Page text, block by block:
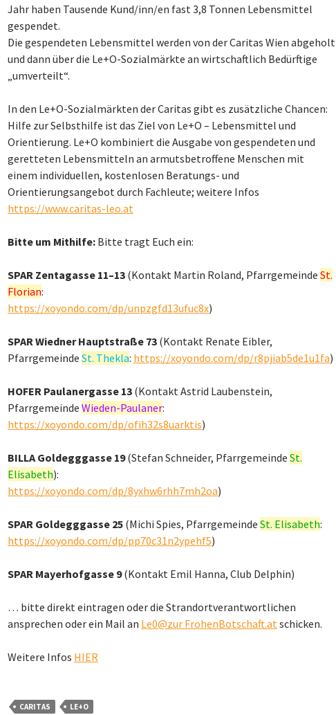
Jahr haben Tausende Kund/inn/en fast 3,8 Tonnen Lebensmittel
gespendet.
Die gespendeten Lebensmittel werden von der Caritas Wien abgeholt
und dann über die Le+O-Sozialmärkte an wirtschaftlich Bedürftige
„umverteilt“.
In den Le+O-Sozialmärkten der Caritas gibt es zusätzliche Chancen:
Hilfe zur Selbsthilfe ist das Ziel von Le+O – Lebensmittel und
Orientierung. Le+O kombiniert die Ausgabe von gespendeten und
geretteten Lebensmitteln an armutsbetroffene Menschen mit
einem individuellen, kostenlosen Beratungs- und
Orientierungsangebot durch Fachleute; weitere Infos
https://www.caritas-leo.at
Bitte um Mithilfe: Bitte tragt Euch ein:
SPAR Zentagasse 11–13 (Kontakt Martin Roland, Pfarrgemeinde St.
Florian:
https://xoyondo.com/dp/unpzgfd13ufuc8x)
SPAR Wiedner Hauptstraße 73 (Kontakt Renate Eibler,
Pfarrgemeinde St. Thekla: https://xoyondo.com/dp/r8pjiab5de1u1fa)
HOFER Paulanergasse 13 (Kontakt Astrid Laubenstein,
Pfarrgemeinde Wieden-Paulaner:
https://xoyondo.com/dp/ofih32s8uarktis)
BILLA Goldegggasse 19(Stefan Schneider, Pfarrgemeinde St.
Elisabeth):
https://xoyondo.com/dp/8yxhw6rhh7mh2oa)
SPAR Goldegggasse 25 (Michi Spies, Pfarrgemeinde St. Elisabeth:
https://xoyondo.com/dp/pp70c31n2ypehf5)
SPAR Mayerhofgasse 9(Kontakt Emil Hanna, Club Delphin)
… bitte direkt eintragen oder die Strandortverantwortlichen
ansprechen oder ein Mail an Le0@zur FrohenBotschaft.atschicken.
Weitere Infos HIER
CARITAS LE+O